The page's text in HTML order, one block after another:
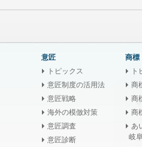
意匠
トピックス
意匠制度の活用法
意匠戦略
海外の模倣対策
意匠調査
意匠診断
商標
ト
商
商
商
あ
岐